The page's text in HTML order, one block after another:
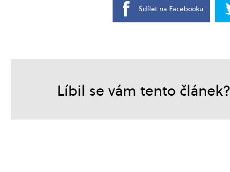
Sdílet na Facebooku
Líbil se vám tento článek?